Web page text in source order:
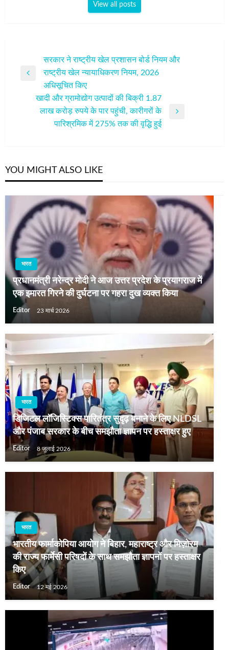
View all posts
नेविगेशन
सरकार ने राष्ट्रीय खेल प्रशासन बोर्ड नियम और
राष्ट्रीय खेल न्यायाधिकरण नियम, 2026
अधिसूचित किए
खादी और ग्रामोद्योग उत्पादों की बिक्री 1.87
लाख करोड़ रुपये के पार पहुंची, कारीगरों के
पारिश्रमिक में 275% तक की वृद्धि हुई
YOU MIGHT ALSO LIKE
भारत
प्रधानमंत्री नरेन्‍द्र मोदी ने आज उत्तर प्रदेश के प्रयागराज में
एक इमारत गिरने की दुर्घटना पर गहरा दुख व्यक्त किया
Editor 23 मार्च 2026
भारत
डिजिटल लॉजिस्टिक्स पारितंत्र सुदृढ़ बनाने के लिए NLDSL
और पंजाब सरकार के बीच समझौता ज्ञापन पर हस्ताक्षर हुए
Editor 8 जुलाई 2026
भारत
भारतीय फार्माकोपिया आयोग ने बिहार, महाराष्ट्र और मिज़ोरम
की राज्य फार्मेसी परिषदों के साथ समझौता ज्ञापनों पर हस्ताक्षर
किए
Editor 12 मई 2026